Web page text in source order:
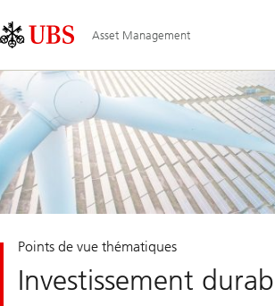
Links
Area
Asset Management
Points de vue thématiques
Investissement